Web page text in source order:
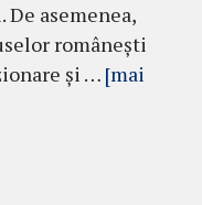
asemenea,
românești
și … [mai